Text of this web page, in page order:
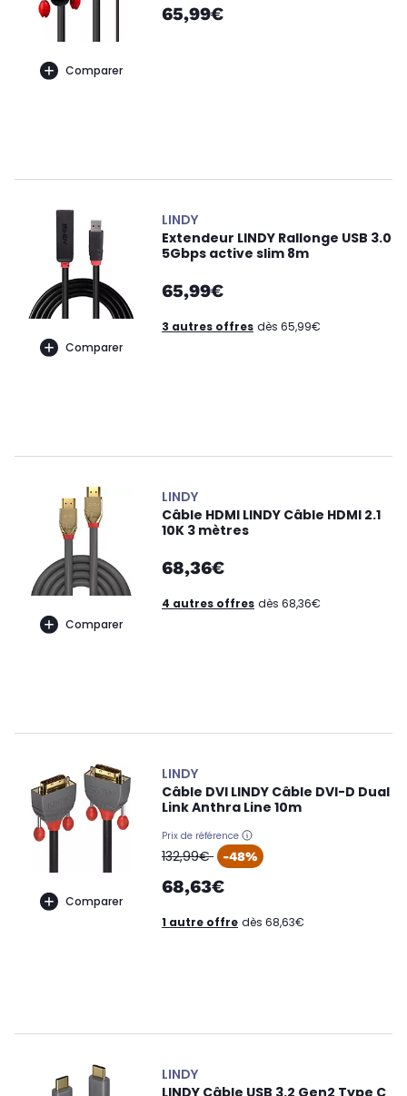
Comparer
65,99€
Comparer
LINDY
Extendeur LINDY Rallonge USB 3.0
5Gbps active slim 8m
65,99€
3 autres offres dès 65,99€
Comparer
LINDY
Câble HDMI LINDY Câble HDMI 2.1
10K 3 mètres
68,36€
4 autres offres dès 68,36€
Comparer
LINDY
Câble DVI LINDY Câble DVI-D Dual
Link Anthra Line 10m
Prix de référence
oldPrice
132,99€ -48%
68,63€
1 autre offre dès 68,63€
LINDY
LINDY Câble USB 3.2 Gen2 Type C